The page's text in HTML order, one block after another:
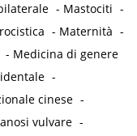
- Mastociti -
- Maternità -
- Medicina di genere
-
cinese -
vulvare -